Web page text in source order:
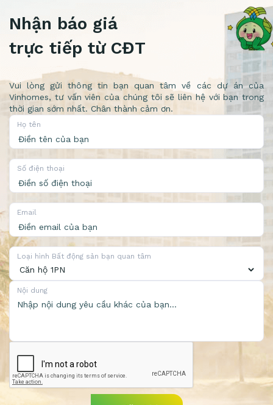
Nhận báo giá
trực tiếp từ CĐT
Vui lòng gửi thông tin bạn quan tâm về các dự án của
Vinhomes, tư vấn viên của chúng tôi sẽ liên hệ với bạn trong
thời gian sớm nhất. Chân thành cảm ơn.
Họ tên
Số điện thoại
Email
Loại hình Bất động sản bạn quan tâm
Nội dung